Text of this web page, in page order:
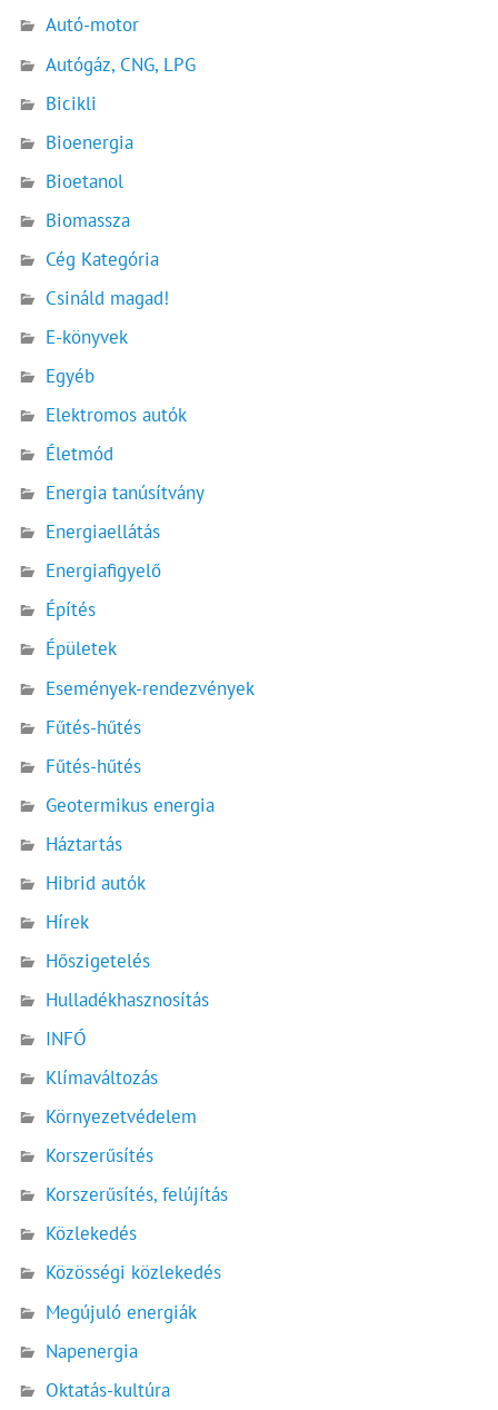
Autó-motor
Autógáz, CNG, LPG
Bicikli
Bioenergia
Bioetanol
Biomassza
Cég Kategória
Csináld magad!
E-könyvek
Egyéb
Elektromos autók
Életmód
Energia tanúsítvány
Energiaellátás
Energiafigyelő
Építés
Épületek
Események-rendezvények
Fűtés-hűtés
Fűtés-hűtés
Geotermikus energia
Háztartás
Hibrid autók
Hírek
Hőszigetelés
Hulladékhasznosítás
INFÓ
Klímaváltozás
Környezetvédelem
Korszerűsítés
Korszerűsítés, felújítás
Közlekedés
Közösségi közlekedés
Megújuló energiák
Napenergia
Oktatás-kultúra